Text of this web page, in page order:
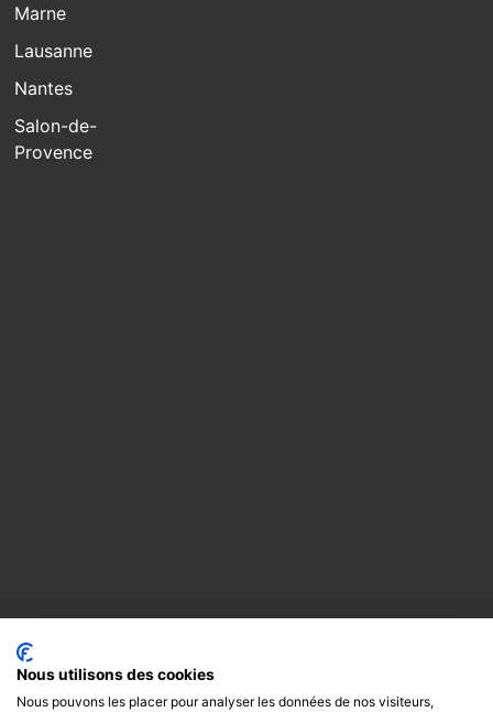
Marne
Lausanne
Nantes
Salon-de-
Provence
Nous utilisons des cookies
Nous pouvons les placer pour analyser les données de nos visiteurs,